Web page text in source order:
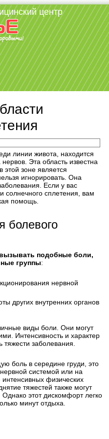
центр
линии живота, находится
Эта область известна
этой зоне является
игнорировать. Она
Если у вас
солнечного сплетения, вам
помощь.
болевого
подобные боли,
группы:
нервной
других внутренних органов
виды боли. Они могут
Интенсивность и характер
тяжести заболевания.
боль в середине груди, это
системой или на
интенсивных физических
тяжестей также могут
этот дискомфорт легко
минут отдыха.